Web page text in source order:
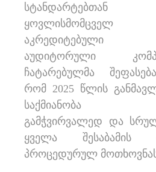
სტანდარტებთან
ყოვლისმომცველ
აკრედიტებული
აუდიტორული
ჩატარებულმა
რომ 2025 წლის
საქმიანობა
გამჭვირვალედ და სრულ
ყველა შესაბამის
პროცედურულ